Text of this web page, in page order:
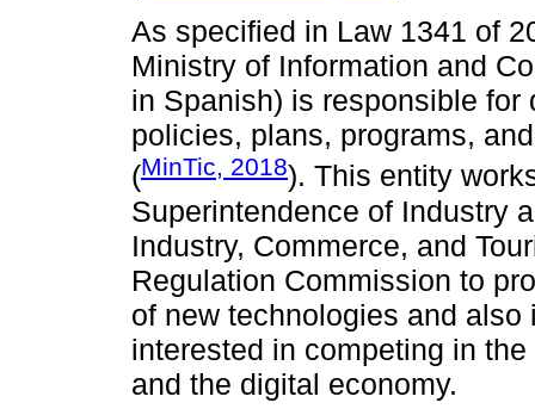
As specified in Law 1341 of
Ministry of Information and
in Spanish) is responsible
policies, plans, programs,
(MinTic, 2018). This entity
Superintendence of Industry
Industry, Commerce, and
Regulation Commission to
of new technologies and
interested in competing in
and the digital economy.